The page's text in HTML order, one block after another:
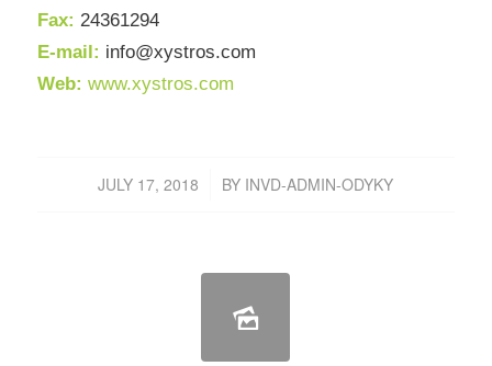
Fax: 24361294
E-mail: info@xystros.com
Web: www.xystros.com
JULY 17, 2018
/ BY INVD-ADMIN-ODYKY